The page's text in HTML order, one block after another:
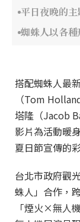
平日夜晚的
蜘蛛人以各
搭配蜘蛛人最
（Tom
塔隆（Jacob
影片為活動暖
夏日節宣傳的
台北市政府觀
蛛人」合作，
「煙火×無人